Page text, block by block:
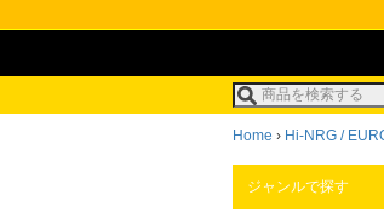
Home › Hi-NRG /
ジャンルで探す